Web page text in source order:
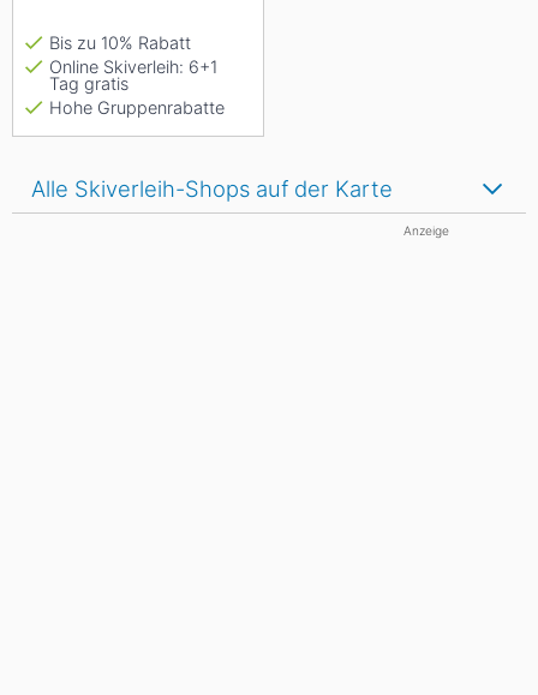
Bis zu 10% Rabatt
Online Skiverleih: 6+1
Tag gratis
Hohe Gruppenrabatte
Alle Skiverleih-Shops auf der Karte
Anzeige